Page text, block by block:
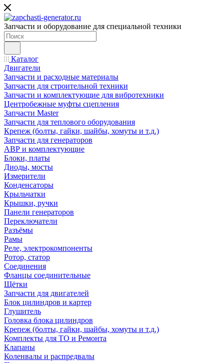
Запчасти и оборудование для специальной техники
Каталог
Двигатели
Запчасти и расходные материалы
Запчасти для строительной техники
Запчасти и комплектующие для вибротехники
Центробежные муфты сцепления
Запчасти Master
Запчасти для теплового оборудования
Крепеж (болты, гайки, шайбы, хомуты и т.д.)
Запчасти для генераторов
АВР и комплектующие
Блоки, платы
Диоды, мосты
Измерители
Конденсаторы
Крыльчатки
Крышки, ручки
Панели генераторов
Переключатели
Разъёмы
Рамы
Реле, электрокомпоненты
Ротор, статор
Соединения
Фланцы соединительные
Щётки
Запчасти для двигателей
Блок цилиндров и картер
Глушитель
Головка блока цилиндров
Крепеж (болты, гайки, шайбы, хомуты и т.д.)
Комплекты для ТО и Ремонта
Клапаны
Коленвалы и распредвалы